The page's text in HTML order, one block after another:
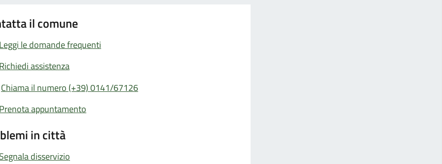
il comune
Leggi le domande frequenti
Richiedi assistenza
Chiama il numero (+39) 0141/67126
Prenota appuntamento
in città
Segnala disservizio